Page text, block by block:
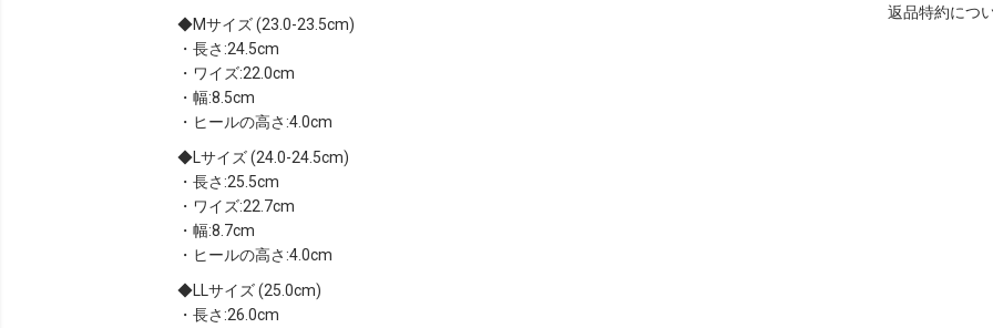
Mサイズ (23.0-23.5cm)
・長さ:24.5cm
・ワイズ:22.0cm
・幅:8.5cm
・ヒールの高さ:4.0cm
Lサイズ (24.0-24.5cm)
・長さ:25.5cm
・ワイズ:22.7cm
・幅:8.7cm
・ヒールの高さ:4.0cm
LLサイズ (25.0cm)
・長さ:26.0cm
返品特約につ